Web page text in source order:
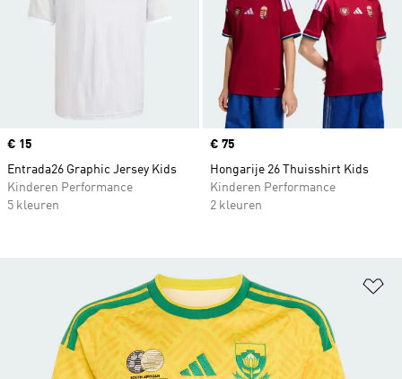
Price
€ 15
Entrada26 Graphic Jersey Kids
Kinderen Performance
5 kleuren
Price
€ 75
Hongarije 26 Thuisshirt Kids
Kinderen Performance
2 kleuren